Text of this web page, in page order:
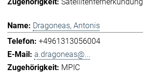
Dragoneas, Antonis
+4961313056004
a.dragoneas@...
MPIC